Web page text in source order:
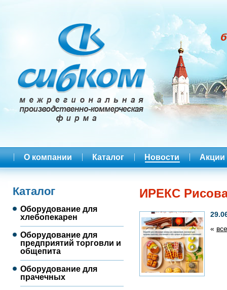
О компании Каталог Новости Акции
Каталог
Оборудование для
хлебопекарен
Оборудование для
предприятий торговли и
общепита
Оборудование для
прачечных
ИРЕКС
«